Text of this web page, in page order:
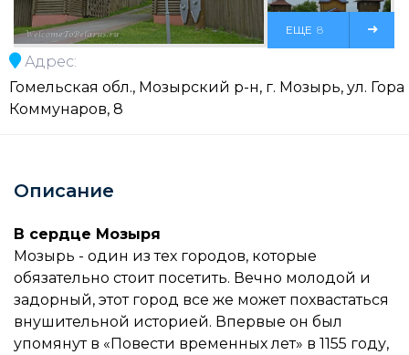
ЕЩЕ 8
Адрес:
Гомельская обл., Мозырский р-н, г. Мозырь, ул. Гора
Коммунаров, 8
Описание
В сердце Мозыря
Мозырь - один из тех городов, которые
обязательно стоит посетить. Вечно молодой и
задорный, этот город все же может похвастаться
внушительной историей. Впервые он был
упомянут в «Повести временных лет» в 1155 году,